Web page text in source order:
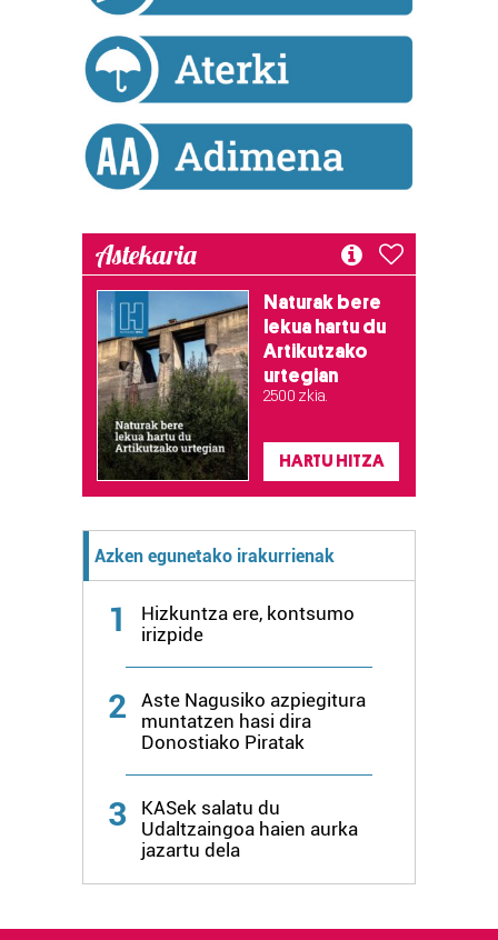
dezakezun ikusteko.
Lortu zure datu pertsonalak prozesatzeko moduari
buruzko informazio gehiago eta ezarri zure lehentasunak
datuen atalean. Edozein unetan alda edo ken dezakezu
zure baimena Cookieen adierazpenean.
fitxategiak erabiltzen ditu. Zure esperientzia eta
zerbitzuak hobetzeko asmoz, cookie teknologiaz
baliatzen gara. Ohar hau onartuz gero, teknologia hori
erabiltzeko baimen esplizitua ematen diguzu.
Astekaria
Naturak bere
lekua hartu du
Artikutzako
urtegian
2.500 zkia.
HARTU HITZA
Azken egunetako irakurrienak
1
Hizkuntza ere, kontsumo
irizpide
2
Aste Nagusiko azpiegitura
muntatzen hasi dira
Donostiako Piratak
3
KASek salatu du
Udaltzaingoa haien aurka
jazartu dela